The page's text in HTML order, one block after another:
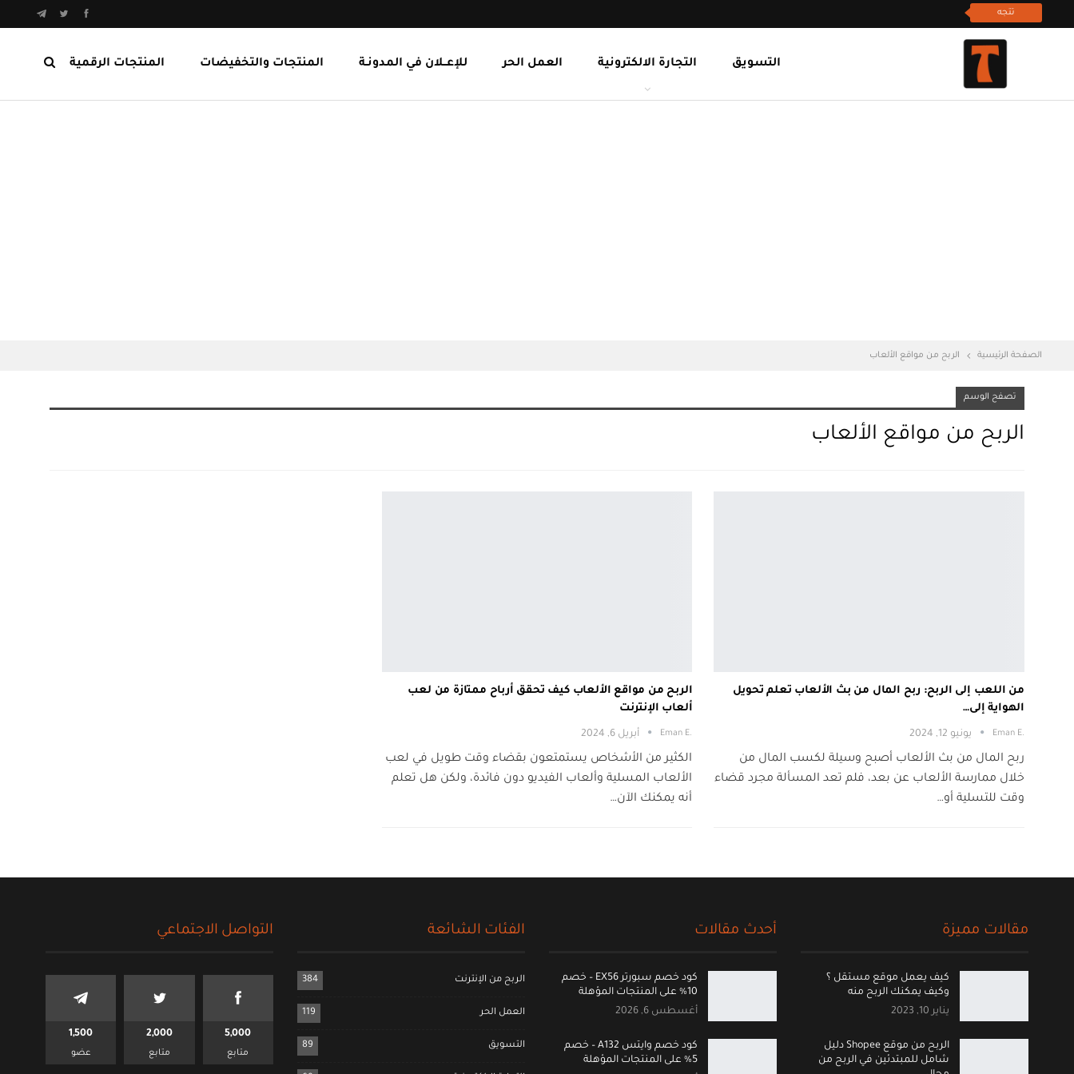
تتجه
المنتجات الرقمية المنتجات والتخفيضات للإعــلان في المدونـة العمل الحر التجارة الالكترونية التسويق
الصفحة الرئيسية الربح من مواقع الألعاب
تصفح الوسم
الربح من مواقع الألعاب
من اللعب إلى الربح: ربح المال من بث الألعاب تعلم تحويل
الهواية إلى…
.Eman E يونيو 12, 2024
ربح المال من بث الألعاب أصبح وسيلة لكسب المال من
خلال ممارسة الألعاب عن بعد، فلم تعد المسألة مجرد قضاء
وقت للتسلية أو…
الربح من مواقع الألعاب كيف تحقق أرباح ممتازة من لعب
ألعاب الإنترنت
.Eman E أبريل 6, 2024
الكثير من الأشخاص يستمتعون بقضاء وقت طويل في لعب
الألعاب المسلية وألعاب الفيديو دون فائدة، ولكن هل تعلم
أنه يمكنك الآن…
مقالات مميزة
كيف يعمل موقع مستقل ؟
وكيف يمكنك الربح منه
يناير 10, 2023
الربح من موقع Shopee دليل
شامل للمبتدئين في الربح من
أحدث مقالات
كود خصم سبورتر EX56 – خصم
10% على المنتجات المؤهلة
أغسطس 6, 2026
كود خصم وايتس A132 – خصم
5% على المنتجات المؤهلة
الفئات الشائعة
الربح من الإنترنت 384
العمل الحر 119
التسويق 89
التواصل الاجتماعي
5,000
متابع
2,000
متابع
1,500
عضو